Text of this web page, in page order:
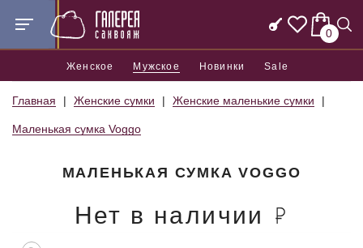
0
Женское Мужское Новинки Sale
Главная Женские сумки Женские маленькие сумки
Маленькая сумка Voggo
МАЛЕНЬКАЯ СУМКА VOGGO
Нет в наличии